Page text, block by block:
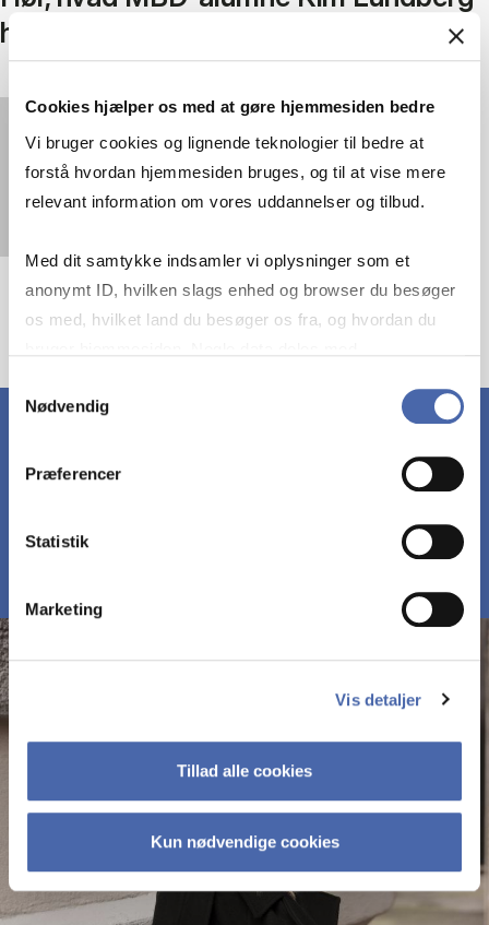
Cookies hjælper os med at gøre hjemmesiden bedre
Vi bruger cookies og lignende teknologier til bedre at
forstå hvordan hjemmesiden bruges, og til at vise mere
relevant information om vores uddannelser og tilbud.
Med dit samtykke indsamler vi oplysninger som et
anonymt ID, hvilken slags enhed og browser du besøger
os med, hvilket land du besøger os fra, og hvordan du
markedsføring. Du bestemmer selv - og kan altid trække
Samtykkevalg
Nødvendig
Præferencer
Statistik
Marketing
Vis detaljer
Tillad alle cookies
Kun nødvendige cookies
har fået ud af uddannelsen
You mustaccept statistics cookiesto view this
video.
MØD DELTAGERNE PÅ MBD